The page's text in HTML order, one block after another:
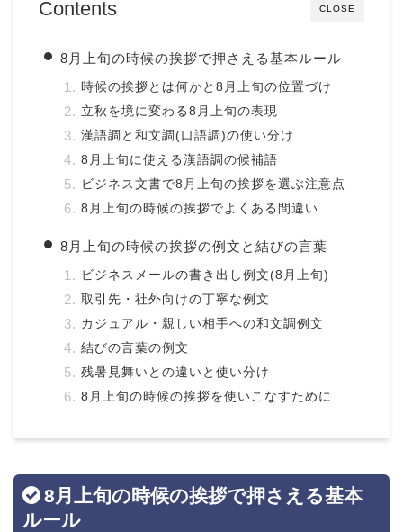
CLOSE
Contents
8月上旬の時候の挨拶で押さえる基本ルール
時候の挨拶とは何かと8月上旬の位置づけ
立秋を境に変わる8月上旬の表現
漢語調と和文調(口語調)の使い分け
8月上旬に使える漢語調の候補語
ビジネス文書で8月上旬の挨拶を選ぶ注意点
8月上旬の時候の挨拶でよくある間違い
8月上旬の時候の挨拶の例文と結びの言葉
ビジネスメールの書き出し例文(8月上旬)
取引先・社外向けの丁寧な例文
カジュアル・親しい相手への和文調例文
結びの言葉の例文
残暑見舞いとの違いと使い分け
8月上旬の時候の挨拶を使いこなすために
8月上旬の時候の挨拶で押さえる基本
ルール